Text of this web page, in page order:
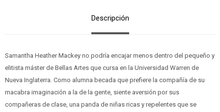
Descripción
Samantha Heather Mackey no podría encajar menos dentro del pequeño y
elitista máster de Bellas Artes que cursa en la Universidad Warren de
Nueva Inglaterra. Como alumna becada que prefiere la compañía de su
macabra imaginación a la de la gente, siente aversión por sus
compañeras de clase, una panda de niñas ricas y repelentes que se